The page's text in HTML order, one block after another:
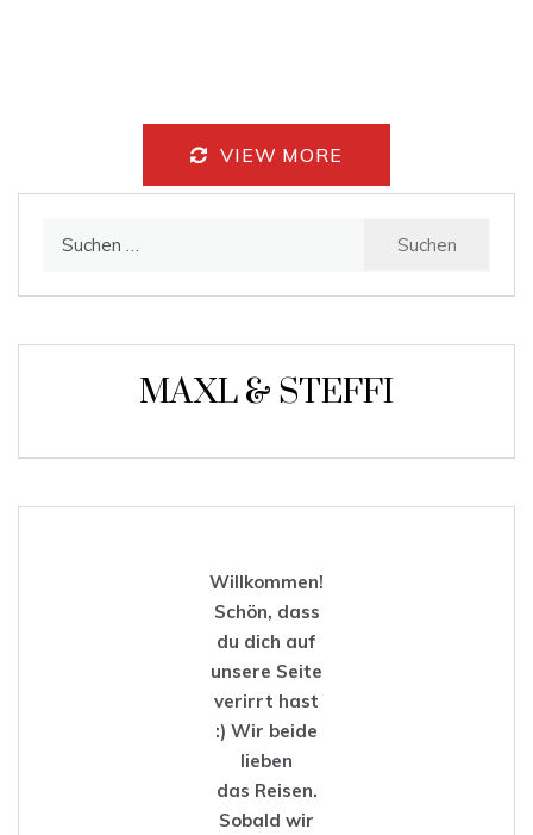
VIEW MORE
MAXL & STEFFI
Willkommen!
Schön, dass
du dich auf
unsere Seite
verirrt hast
:) Wir beide
lieben
das Reisen.
Sobald wir